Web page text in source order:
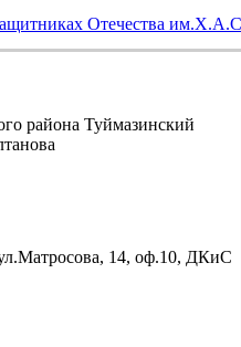
Отечества
района Туймазинский
14, оф.10, ДКиС